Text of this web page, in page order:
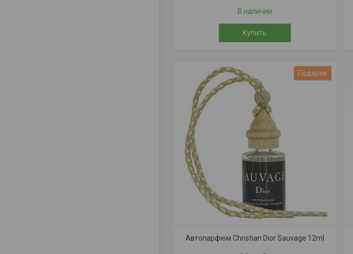
В наличии
Купить
Подарок
Автопарфюм Christian Dior Sauvage 12ml